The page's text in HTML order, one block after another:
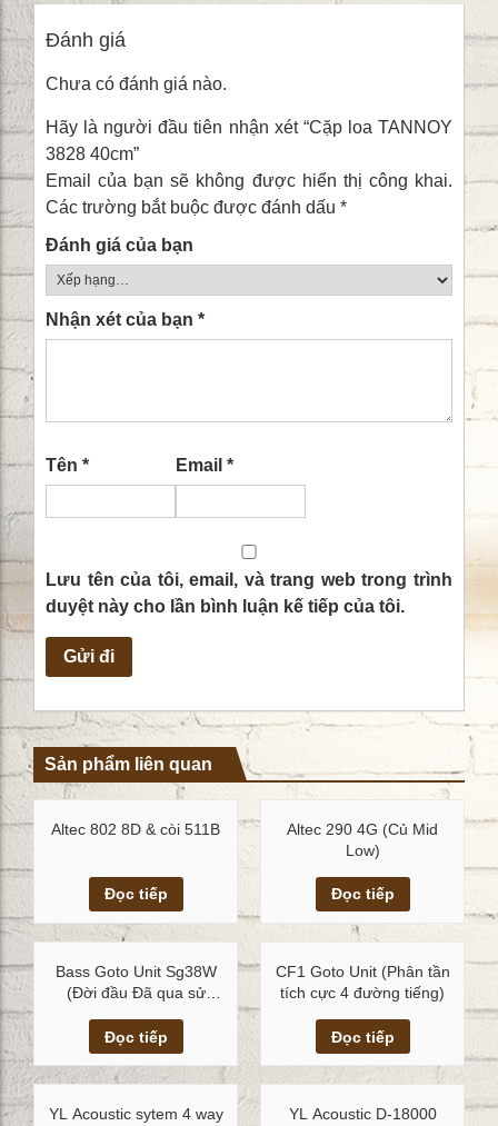
Đánh giá
Chưa có đánh giá nào.
Hãy là người đầu tiên nhận xét “Cặp loa TANNOY
3828 40cm”
Email của bạn sẽ không được hiển thị công khai.
Các trường bắt buộc được đánh dấu *
Đánh giá của bạn
Nhận xét của bạn *
Tên * Email*
Lưu tên của tôi, email, và trang web trong trình
duyệt này cho lần bình luận kế tiếp của tôi.
Sản phẩm liên quan
Xem chi tiết
Altec 802 8D & còi 511B
Đọc tiếp
Xem chi tiết
Altec 290 4G (Củ Mid
Low)
Đọc tiếp
Xem chi tiết
Bass Goto Unit Sg38W
(Đời đầu Đã qua sử
Đọc tiếp
Xem chi tiết
CF1 Goto Unit (Phân tần
tích cực 4 đường tiếng)
Đọc tiếp
YL Acoustic sytem 4 way YL Acoustic D-18000